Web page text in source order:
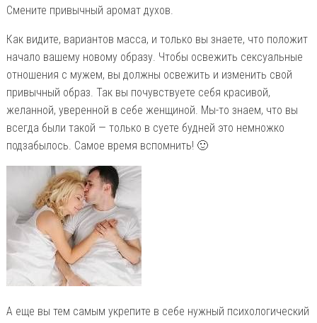
Смените привычный аромат духов.
Как видите, вариантов масса, и только вы знаете, что положит
начало вашему новому образу. Чтобы освежить сексуальные
отношения с мужем, вы должны освежить и изменить свой
привычный образ. Так вы почувствуете себя красивой,
желанной, уверенной в себе женщиной. Мы-то знаем, что вы
всегда были такой — только в суете будней это немножко
подзабылось. Самое время вспомнить! 🙂
А еще вы тем самым укрепите в себе нужный психологический